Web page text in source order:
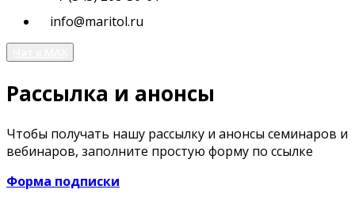
info@maritol.ru
Рассылка и анонсы
Чтобы получать нашу рассылку и анонсы семинаров и
вебинаров, заполните простую форму по ссылке
Форма подписки